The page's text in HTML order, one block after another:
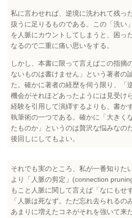
私に言わせれば、逆境に洗われて残っ
扱うに足りるものである。この「洗い
を人脈にカウントしてしまうと、困っ
なるので二重に痛い思いをする。
しかし、本書に限って言えばこの指摘
ないものは書けません」という著者の
た。確かに著者の経歴を伺う限り、「
機会がそれほどあったようには見受け
経験を引用して演繹するよりも、書か
執筆術の一つである。確かに「大きく
たものか」というのは贅沢な悩みなの
後回しにしてもよい。
それでも実のところ、私が一番知りた
より「人脈の剪定」(connection
もこと人脈に関して言えば「なにもせ
「人脈は死なず。ただ忘れ去られるの
あまりに増えたコネがそれを強いて来